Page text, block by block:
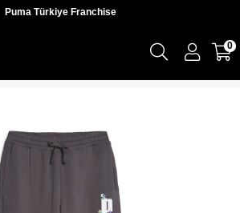
Puma Türkiye Franchise
0